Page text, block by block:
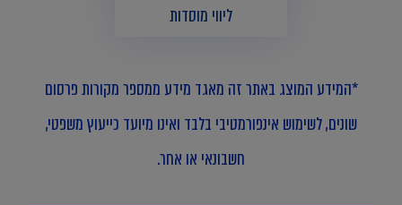
ליווי מוסדות
*המידע המוצג באתר זה מאגד מידע ממספר מקורות פרסום
שונים, לשימוש אינפורמטיבי בלבד ואינו מיועד כייעוץ משפטי,
חשבונאי או אחר.